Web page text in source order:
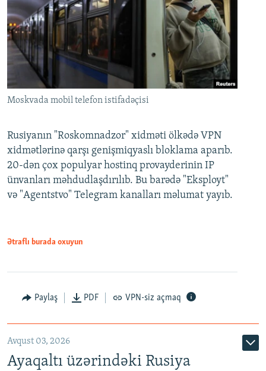
Moskvada mobil telefon istifadəçisi
Rusiyanın "Roskomnadzor" xidməti ölkədə VPN
xidmətlərinə qarşı genişmiqyaslı bloklama aparıb.
20-dən çox populyar hostinq provayderinin IP
ünvanları məhdudlaşdırılıb. Bu barədə "Eksployt"
və "Agentstvo" Telegram kanalları məlumat yayıb.
Ətraflı burada oxuyun
Paylaş PDF VPN-siz açmaq
Avqust 03, 2026
Ayaqaltı üzərindəki Rusiya